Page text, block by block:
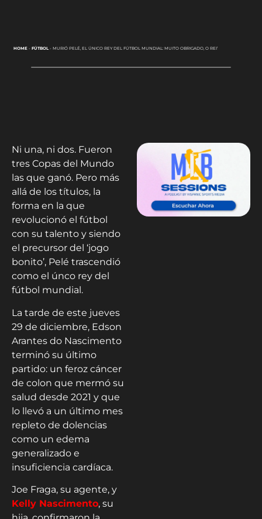
HOME- FÚTBOL- MURIÓ PELÉ, EL ÚNICO REY DEL FÚTBOL MUNDIAL: MUITO OBRIGADO, O REI’
Ni una, ni dos. Fueron
tres Copas del Mundo
las que ganó. Pero más
allá de los títulos, la
forma en la que
revolucionó el fútbol
con su talento y siendo
el precursor del ‘jogo
bonito’, Pelé trascendió
como el únco rey del
fútbol mundial.
La tarde de este jueves
29 de diciembre, Edson
Arantes do Nascimento
terminó su último
partido: un feroz cáncer
de colon que mermó su
salud desde 2021 y que
lo llevó a un último mes
repleto de dolencias
como un edema
generalizado e
insuficiencia cardíaca.
Joe Fraga, su agente, y
Kelly Nascimento, su